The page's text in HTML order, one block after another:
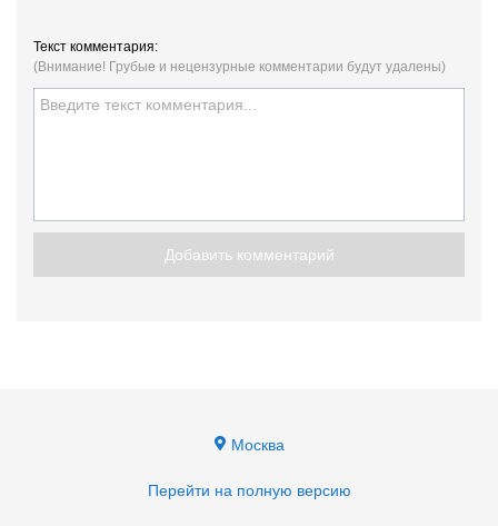
Текст комментария:
(Внимание! Грубые и нецензурные комментарии будут удалены)
Добавить комментарий
Москва
Перейти на полную версию